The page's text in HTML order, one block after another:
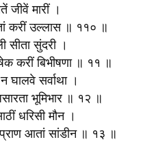
जीवें मारीं ।
करीं उल्लास ॥ ११० ॥
सीता सुंदरी ।
करीं बिभीषणा ॥ ११ ॥
सर्वाथा ।
भूमिभार ॥ १२ ॥
धरिसी मौन ।
आतां सांडीन ॥ १३ ॥